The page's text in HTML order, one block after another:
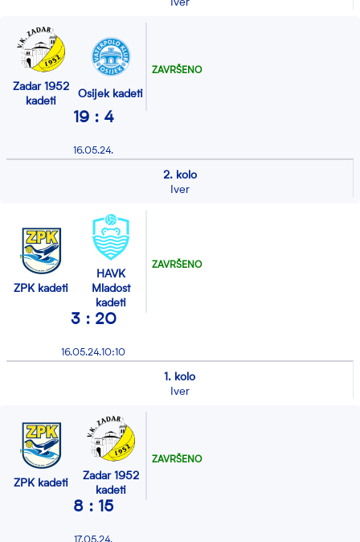
Iver
2. kolo
Iver
Zadar 1952
kadeti
19 : 4
16.05.24.
Osijek kadeti
ZAVRŠENO
1. kolo
Iver
ZPK kadeti
3 : 20
16.05.24.10:10
HAVK
Mladost
kadeti
ZAVRŠENO
ZPK kadeti
8 : 15
Zadar 1952
kadeti
ZAVRŠENO